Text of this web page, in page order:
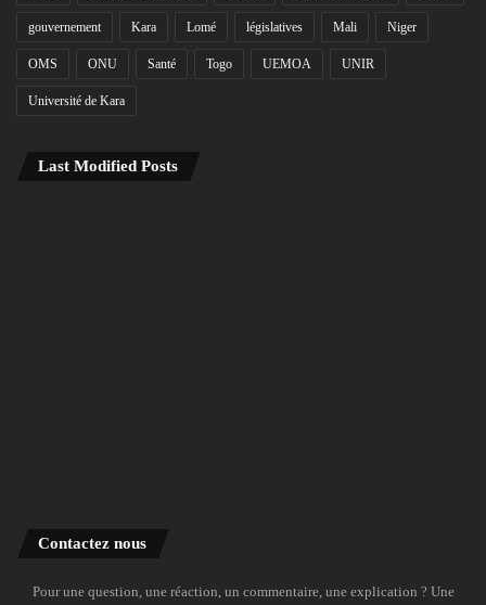
gouvernement Kara Lomé législatives Mali Niger
OMS ONU Santé Togo UEMOA UNIR
Université de Kara
Last Modified Posts
Contactez nous
Pour une question, une réaction, un commentaire, une explication ? Une